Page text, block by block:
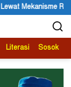
Tanggapan Resmi
Literasi Sosok